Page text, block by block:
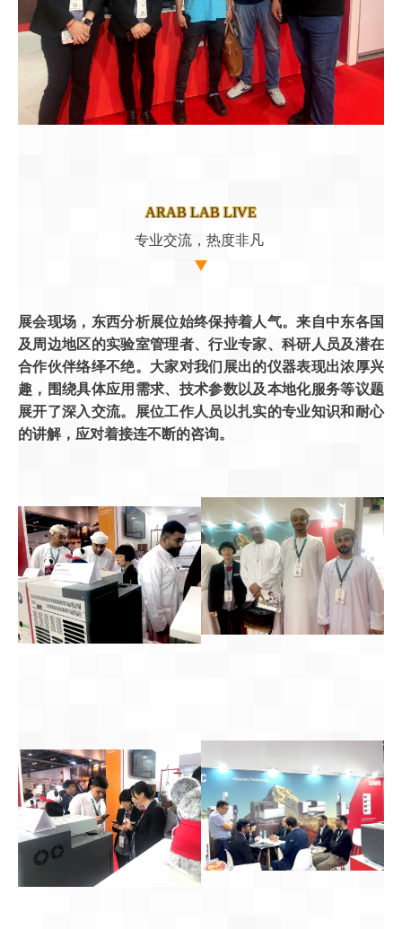
ARAB LAB LIVE
专业交流，热度非凡
展会现场，东西分析展位始终保持着人气。来自中东各国
及周边地区的实验室管理者、行业专家、科研人员及潜在
合作伙伴络绎不绝。大家对我们展出的仪器表现出浓厚兴
趣，围绕具体应用需求、技术参数以及本地化服务等议题
展开了深入交流。展位工作人员以扎实的专业知识和耐心
的讲解，应对着接连不断的咨询。